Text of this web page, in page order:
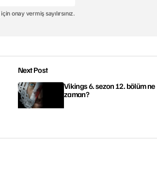
için onay vermiş sayılırsınız.
Next Post
Vikings 6. sezon 12. bölüm ne
zaman?